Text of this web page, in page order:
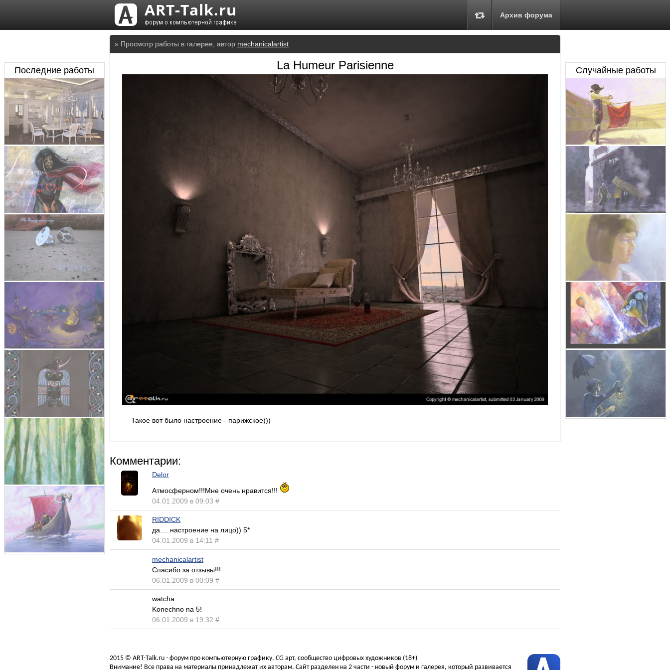
Архив форума
» Просмотр работы в галерее, автор mechanicalartist
La Humeur Parisienne
Такое вот было настроение - парижское)))
Комментарии:
Delor
Атмосферном!!!Мне очень нравится!!!
04.01.2009 в 09:03 #
RIDDICK
да.... настроение на лицо)) 5*
04.01.2009 в 14:11 #
mechanicalartist
Спасибо за отзывы!!!
06.01.2009 в 00:09 #
watcha
Konechno na 5!
06.01.2009 в 19:32 #
Последние работы Случайные работы
2015 © ART-Talk.ru - форум про компьютерную графику, CG арт, сообщество цифровых художников (18+)
Внимание! Все права на материалы принадлежат их авторам. Сайт разделен на 2 части - новый форум и галерея, который развивается